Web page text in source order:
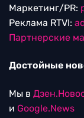
Маркетинг/PR:
Реклама RTVI:
Партнерские
Достойные
Мы в
и Google.News